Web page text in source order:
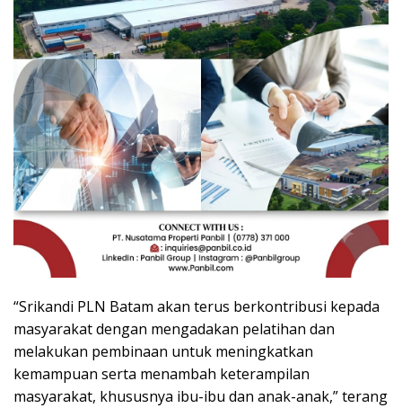
“Srikandi PLN Batam akan terus berkontribusi kepada
masyarakat dengan mengadakan pelatihan dan
melakukan pembinaan untuk meningkatkan
kemampuan serta menambah keterampilan
masyarakat, khususnya ibu-ibu dan anak-anak,” terang